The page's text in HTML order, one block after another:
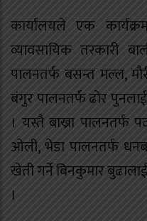
कार्यालयले एक
व्यावसायिक तरकारी
पालनतर्फ बसन्त मल्ल,
बंगुर पालनतर्फ ढोर
। यस्तै बाख्रा
ओली, भेडा पालनतर्फ
खेती गर्ने बिनकुमार
।